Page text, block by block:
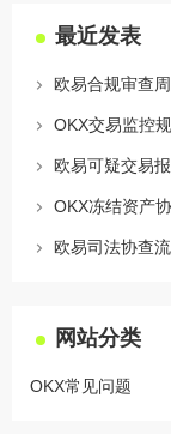
最近发表
欧易合规审查
欧易可疑交易
OKX冻结资产
欧易司法协查
网站分类
OKX常见问题